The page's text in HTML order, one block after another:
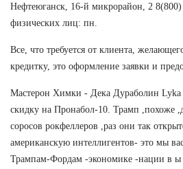
Нефтеюганск, 16-й микрорайон, 2
физических лиц: пн.
Все, что требуется от клиента,
кредитку, это оформление заявки и
Мастерон Химки - Дека Дураболин Lyka
скидку на Пронабол-10. Трамп ,похоже
соросов рокфеллеров ,раз они так
американскую интеллигентов- это мы
Трампам-Фордам -экономике -нации в ы